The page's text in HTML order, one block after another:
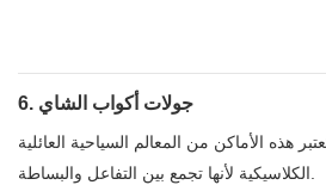
6. جولات أكواب الشاي
هذه الأماكن من المعالم السياحية العائلية
الكلاسيكية لأنها تجمع بين التفاعل والبساطة.